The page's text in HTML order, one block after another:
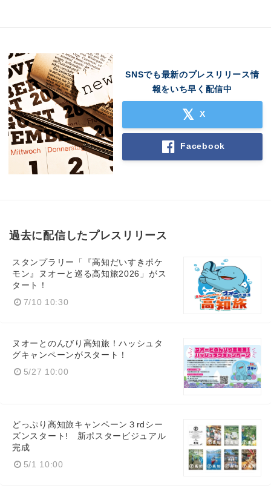
SNSでも最新のプレスリリース情
報をいち早く配信中
X
Facebook
過去に配信したプレスリリース
スタンプラリー「『高知だいすきポケ
モン』ヌオーと巡る高知旅2026」がス
タート！
7/10 10:30
ヌオーとのんびり高知旅！ハッシュタ
グキャンペーンがスタート！
5/27 10:00
どっぷり高知旅キャンペーン３rdシー
ズンスタート! 新ポスタービジュアル
完成
5/1 10:00